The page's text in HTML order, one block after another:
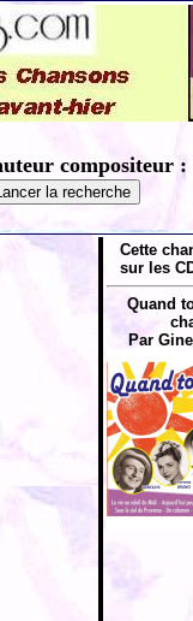
compositeur :
Cette
sur les
Quand
Par